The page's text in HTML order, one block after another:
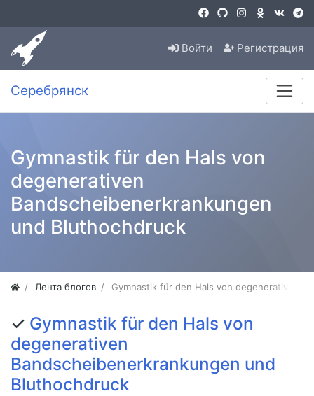
Войти Регистрация
Серебрянск
Gymnastik für den Hals von
degenerativen
Bandscheibenerkrankungen
und Bluthochdruck
Лента блогов Gymnastik für den Hals von degenerativen
✓ Gymnastik für den Hals von
degenerativen
Bandscheibenerkrankungen und
Bluthochdruck